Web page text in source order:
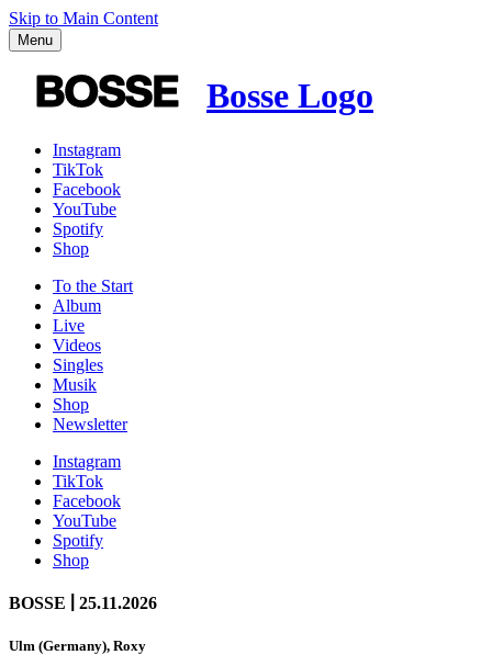
Skip to Main Content
Menu
Bosse Logo
Instagram
TikTok
Facebook
YouTube
Spotify
Shop
To the Start
Album
Live
Videos
Singles
Musik
Shop
News­letter
Instagram
TikTok
Facebook
YouTube
Spotify
Shop
BOSSE 25.11.2026
Ulm (Germany), Roxy